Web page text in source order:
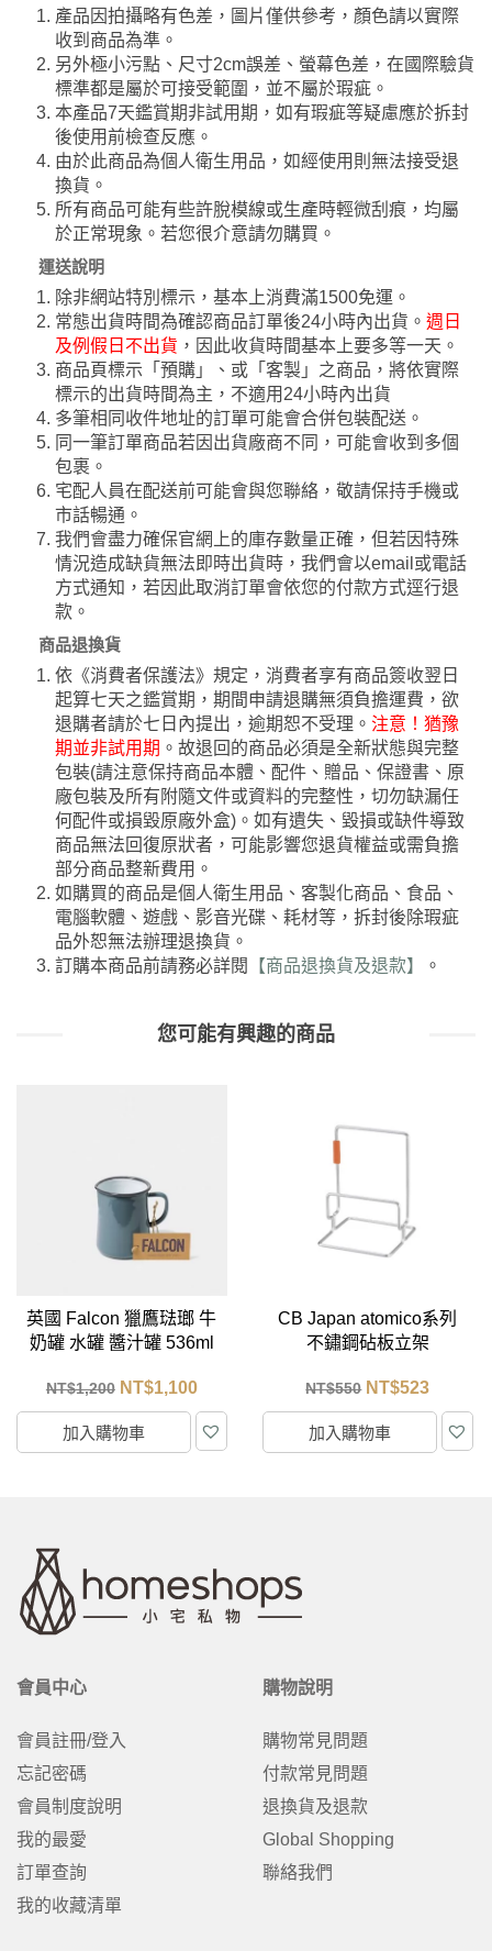
產品因拍攝略有色差，圖片僅供參考，顏色請以實際
收到商品為準。
另外極小污點、尺寸2cm誤差、螢幕色差，在國際驗貨
標準都是屬於可接受範圍，並不屬於瑕疵。
本產品7天鑑賞期非試用期，如有瑕疵等疑慮應於拆封
後使用前檢查反應。
由於此商品為個人衛生用品，如經使用則無法接受退
換貨。
所有商品可能有些許脫模線或生產時輕微刮痕，均屬
於正常現象。若您很介意請勿購買。
運送說明
除非網站特別標示，基本上消費滿1500免運。
常態出貨時間為確認商品訂單後24小時內出貨。 週日
及例假日不出貨 ，因此收貨時間基本上要多等一天。
商品頁標示「預購」、或「客製」之商品，將依實際
標示的出貨時間為主，不適用24小時內出貨
多筆相同收件地址的訂單可能會合併包裝配送。
同一筆訂單商品若因出貨廠商不同，可能會收到多個
包裹。
宅配人員在配送前可能會與您聯絡，敬請保持手機或
市話暢通。
我們會盡力確保官網上的庫存數量正確，但若因特殊
情況造成缺貨無法即時出貨時，我們會以email或電話
方式通知，若因此取消訂單會依您的付款方式逕行退
款。
商品退換貨
依《消費者保護法》規定，消費者享有商品簽收翌日
起算七天之鑑賞期，期間申請退購無須負擔運費，欲
退購者請於七日內提出，逾期恕不受理。 注意！猶豫
期並非試用期 。故退回的商品必須是全新狀態與完整
包裝(請注意保持商品本體、配件、贈品、保證書、原
廠包裝及所有附隨文件或資料的完整性，切勿缺漏任
何配件或損毀原廠外盒)。如有遺失、毀損或缺件導致
商品無法回復原狀者，可能影響您退貨權益或需負擔
部分商品整新費用。
如購買的商品是個人衛生用品、客製化商品、食品、
電腦軟體、遊戲、影音光碟、耗材等，拆封後除瑕疵
品外恕無法辦理退換貨。
訂購本商品前請務必詳閱
【商品退換貨及退款】 。
您可能有興趣的商品
CB Japan atomico系列
不鏽鋼砧板立架
NT$550 NT$523
加入購物車
CB Japan atomico系列不
鏽鋼煎鍋立架
NT$390 NT$371
加入購物車
會員中心
會員註冊/登入
忘記密碼
會員制度說明
我的最愛
訂單查詢
我的收藏清單
購物說明
購物常見問題
付款常見問題
退換貨及退款
Global Shopping
聯絡我們